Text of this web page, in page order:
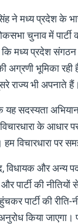
ने मध्य प्रदेश के
चुनाव में पार्टी
मध्य प्रदेश संगठन
अग्रणी भूमिका
राज्य भी अपनाते हैं।
सदस्यता अभियान
विचारधारा के
विचारधारा पर
और अन्य
पार्टी की नीतियों
पार्टी की
किया जाएगा।